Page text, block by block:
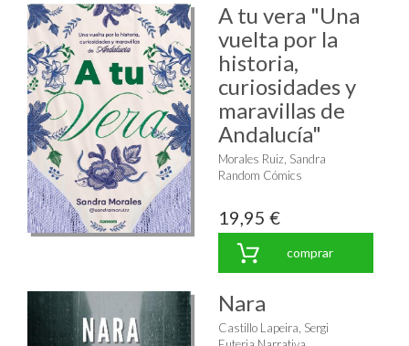
A tu vera "Una
vuelta por la
historia,
curiosidades y
maravillas de
Andalucía"
Morales Ruiz, Sandra
Random Cómics
19,95 €
comprar
Nara
Castillo Lapeira, Sergi